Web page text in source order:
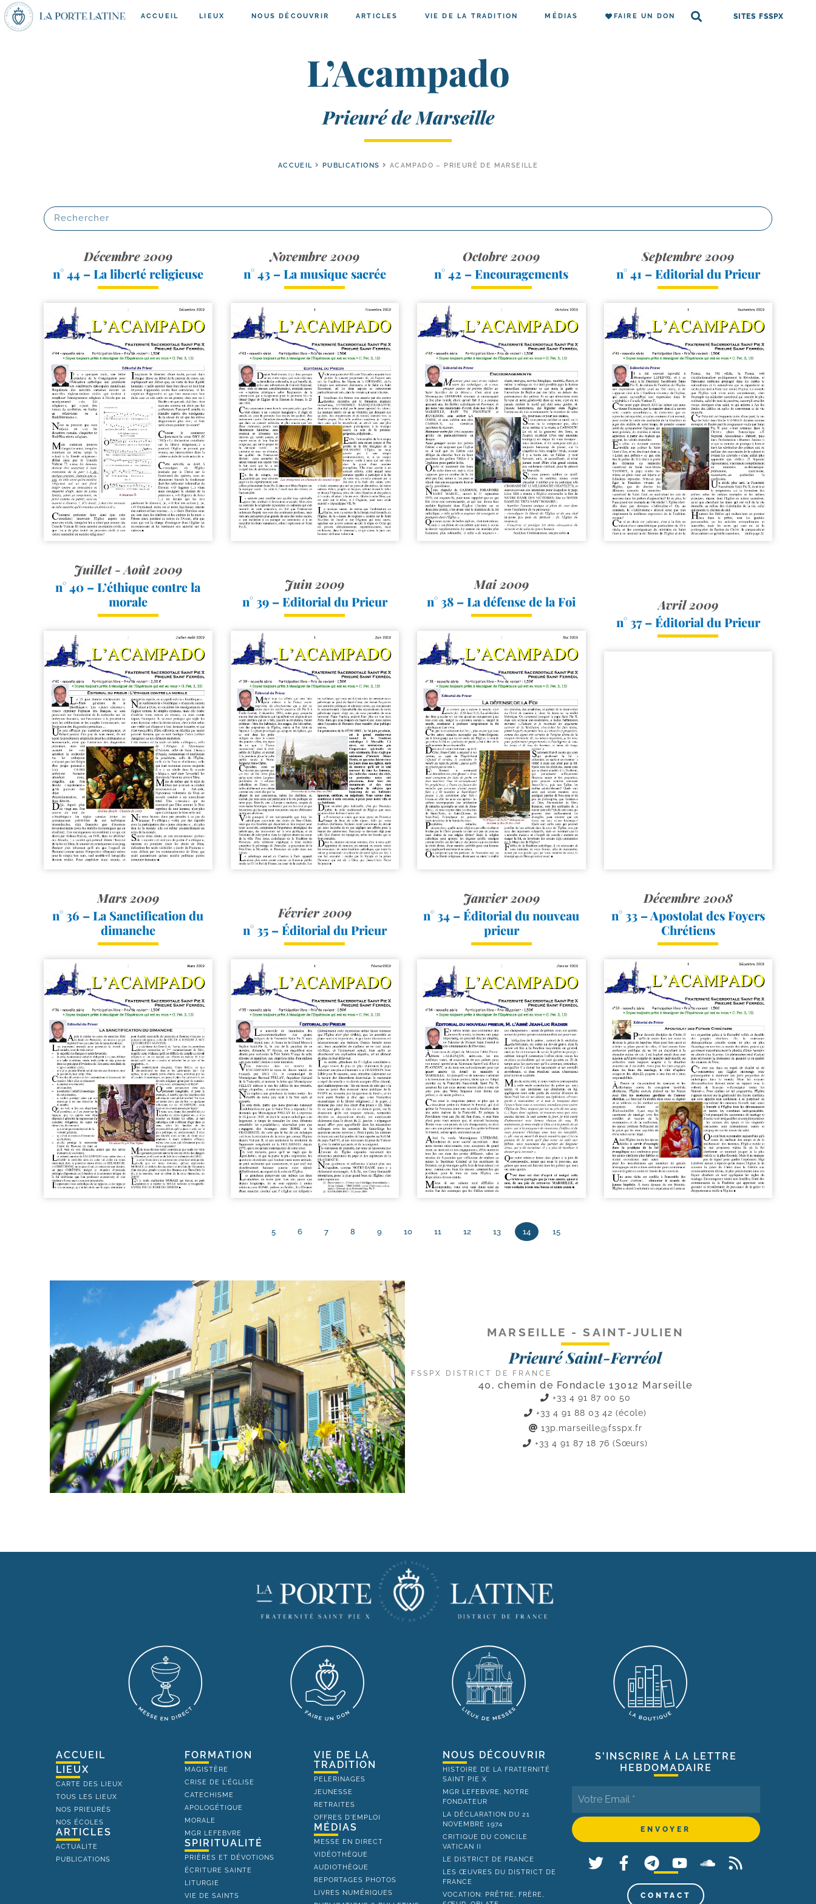
ACCUEIL LIEUX NOUS DÉCOUVRIR ARTICLES VIE DE LA TRADITION MÉDIAS FAIRE UN DON SITES FSSPX
L’Acampado
Prieuré de Marseille
ACCUEIL PUBLICATIONS ACAMPADO – PRIEURÉ DE MARSEILLE
Décembre 2009
n° 44 – La liberté religieuse
Novembre 2009
n° 43 – La musique sacrée
Octobre 2009
n° 42 – Encouragements
Septembre 2009
n° 41 – Editorial du Prieur
Juillet - Août 2009
n° 40 – L’éthique contre la
morale
Juin 2009
n° 39 – Editorial du Prieur
Mai 2009
n° 38 – La défense de la Foi
Avril 2009
n° 37 – Éditorial du Prieur
Mars 2009
n° 36 – La Sanctification du
dimanche
Février 2009
n° 35 – Éditorial du Prieur
Janvier 2009
n° 34 – Éditorial du nouveau
prieur
Décembre 2008
n° 33 – Apostolat des Foyers
Chrétiens
5 6 7 8 9 10 11 12 13 14 15
MARSEILLE - SAINT-JULIEN
Prieuré Saint-Ferréol
FSSPX DISTRICT DE FRANCE
40, chemin de Fondacle 13012 Marseille
+33 4 91 87 00 50
+33 4 91 88 03 42 (école)
13p.marseille@fsspx.fr
+33 4 91 87 18 76 (Sœurs)
ACCUEIL
LIEUX
CARTE DES LIEUX
TOUS LES LIEUX
NOS PRIEURÉS
NOS ÉCOLES
ARTICLES
ACTUALITE
PUBLICATIONS
FORMATION
MAGISTÈRE
CRISE DE L'ÉGLISE
CATECHISME
APOLOGÉTIQUE
MORALE
MGR LEFEBVRE
SPIRITUALITÉ
PRIÈRES ET DÉVOTIONS
ÉCRITURE SAINTE
LITURGIE
VIE DE SAINTS
VIE DE LA
TRADITION
PELERINAGES
JEUNESSE
RETRAITES
OFFRES D'EMPLOI
MÉDIAS
MESSE EN DIRECT
VIDÉOTHÈQUE
AUDIOTHÈQUE
REPORTAGES PHOTOS
LIVRES NUMÉRIQUES
NOUS DÉCOUVRIR
HISTOIRE DE LA FRATERNITÉ
SAINT PIE X
MGR LEFEBVRE, NOTRE
FONDATEUR
LA DÉCLARATION DU 21
NOVEMBRE 1974
CRITIQUE DU CONCILE
VATICAN II
LE DISTRICT DE FRANCE
LES ŒUVRES DU DISTRICT DE
FRANCE
VOCATION: PRÊTRE, FRÈRE,
S'INSCRIRE À LA LETTRE
HEBDOMADAIRE
CONTACT